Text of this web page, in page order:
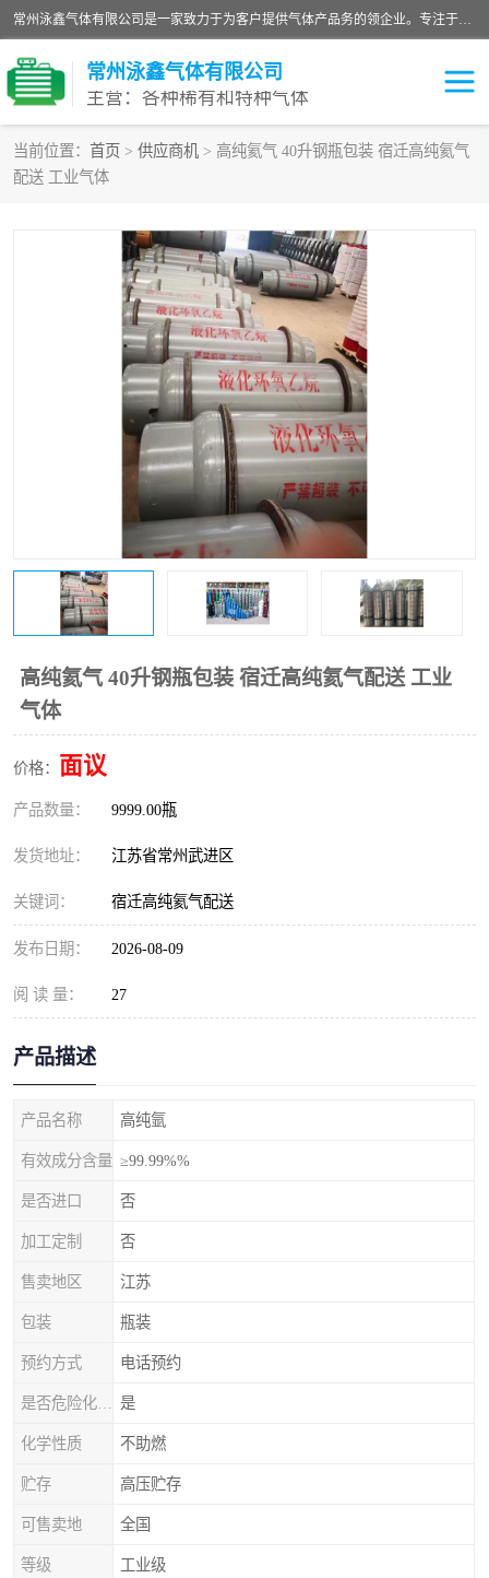
常州泳鑫气体有限公司是一家致力于为客户提供气体产品务的领企业。专注于环氧乙烷剂、环氧乙烷、高纯气体以及稀有和特种气体的研发、生产、销售和配送，产品广泛应用于医疗、电子、科研、化工、食品等多个领域。主要产品有：环氧乙烷灭菌剂，环氧乙烷，高纯氩，氮，氪，氙，氖，氘，笑，氦，氢，氧等各种稀有和特种气体。
常州泳鑫气体有限公司
主营：各种稀有和特种气体
当前位置： 首页 > 供应商机 > 高纯氦气 40升钢瓶包装 宿迁高纯氦气
配送 工业气体
高纯氦气 40升钢瓶包装 宿迁高纯氦气配送 工业
气体
价格： 面议
产品数量： 9999.00瓶
发货地址： 江苏省常州武进区
关键词： 宿迁高纯氦气配送
发布日期： 2026-08-09
阅 读 量： 27
产品描述
产品名称 高纯氩
有效成分含量 ≥99.99%%
是否进口 否
加工定制 否
售卖地区 江苏
包装 瓶装
预约方式 电话预约
是
化学性质 不助燃
贮存 高压贮存
可售卖地 全国
等级 工业级
高纯氦气
环氧乙烷灭菌剂 高纯氩气